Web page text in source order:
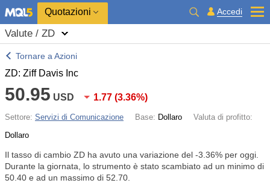
Quotazioni Accedi
Valute / ZD
Tornare a Azioni
ZD: Ziff Davis Inc
50.95 USD 1.77 (3.36%)
Settore: Servizi di Comunicazione Base: Dollaro
Valuta di profitto:
Dollaro
Il tasso di cambio ZD ha avuto una variazione del -3.36% per oggi.
Durante la giornata, lo strumento è stato scambiato ad un minimo di
50.40 e ad un massimo di 52.70.